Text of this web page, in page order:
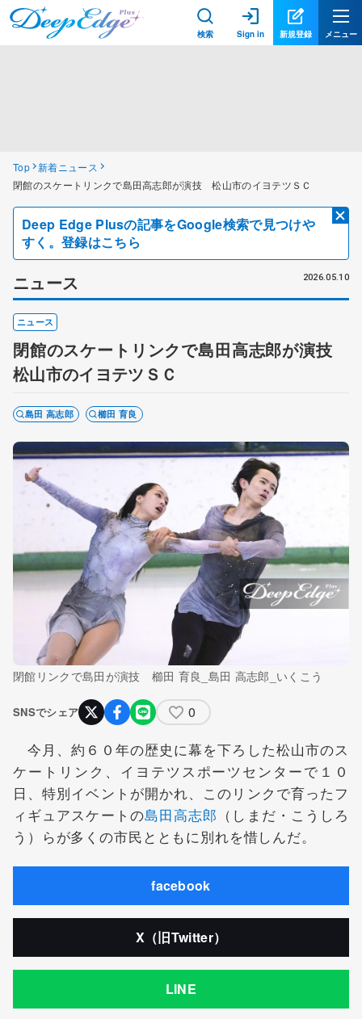
検索 Sign in 新規登録 メニュー
Top 新着ニュース
閉館のスケートリンクで島田高志郎が演技 松山市のイヨテツＳＣ
Deep Edge Plusの記事をGoogle検索で見つけや
すく。登録はこちら
ニュース 2026.05.10
ニュース
閉館のスケートリンクで島田高志郎が演技
松山市のイヨテツＳＣ
島田 高志郎 櫛田 育良
閉館リンクで島田が演技 櫛田 育良_島田 高志郎_いくこう
SNSでシェア 0
今月、約６０年の歴史に幕を下ろした松山市のス
ケートリンク、イヨテツスポーツセンターで１０
日、特別イベントが開かれ、このリンクで育ったフ
ィギュアスケートの島田高志郎 （しまだ・こうしろ
う）らが多くの市民とともに別れを惜しんだ。
facebook
X（旧Twitter）
LINE